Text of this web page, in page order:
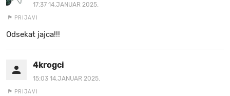
17:37 14.JANUAR 2025.
PRIJAVI
Odsekat jajca!!!
4krogci
15:03 14.JANUAR 2025.
PRIJAVI